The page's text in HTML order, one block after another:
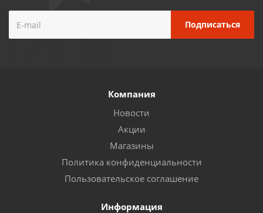
Компания
Новости
Акции
Магазины
Политика конфиденциальности
Пользовательское соглашение
Информация